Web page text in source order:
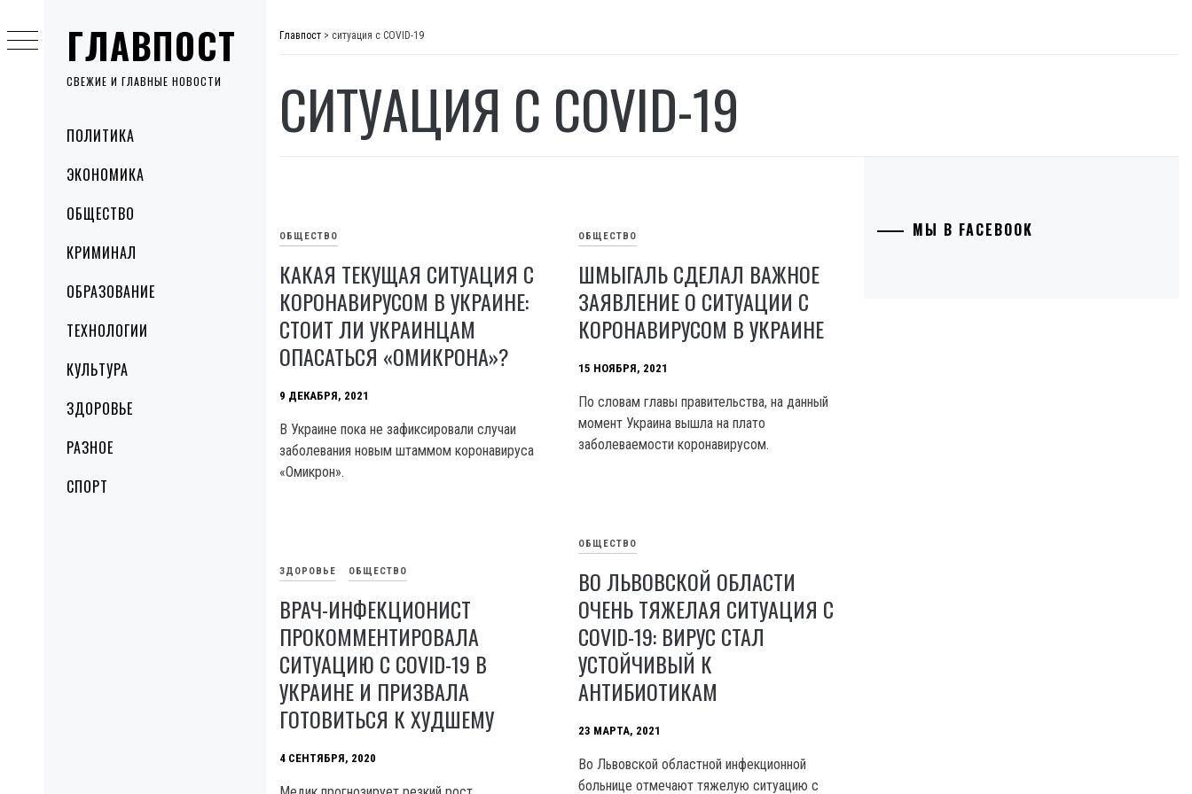
ГЛАВПОСТ
СВЕЖИЕ И ГЛАВНЫЕ НОВОСТИ
MenuПОЛИТИКА
ЭКОНОМИКА
ОБЩЕСТВО
КРИМИНАЛ
ОБРАЗОВАНИЕ
ТЕХНОЛОГИИ
КУЛЬТУРА
ЗДОРОВЬЕ
РАЗНОЕ
СПОРТ
to
content
Главпост > ситуация с COVID-19
СИТУАЦИЯ С COVID-19
ОБЩЕСТВО
КАКАЯ ТЕКУЩАЯ СИТУАЦИЯ С
КОРОНАВИРУСОМ В УКРАИНЕ:
СТОИТ ЛИ УКРАИНЦАМ
ОПАСАТЬСЯ «ОМИКРОНА»?
9 ДЕКАБРЯ, 2021
В Украине пока не зафиксировали случаи
заболевания новым штаммом коронавируса
«Омикрон».
ОБЩЕСТВО
ШМЫГАЛЬ СДЕЛАЛ ВАЖНОЕ
ЗАЯВЛЕНИЕ О СИТУАЦИИ С
КОРОНАВИРУСОМ В УКРАИНЕ
15 НОЯБРЯ, 2021
По словам главы правительства, на данный
момент Украина вышла на плато
заболеваемости коронавирусом.
ОБЩЕСТВО
ВО ЛЬВОВСКОЙ ОБЛАСТИ
ОЧЕНЬ ТЯЖЕЛАЯ СИТУАЦИЯ С
COVID-19: ВИРУС СТАЛ
УСТОЙЧИВЫЙ К
АНТИБИОТИКАМ
23 МАРТА, 2021
Во Львовской областной инфекционной
больнице отмечают тяжелую ситуацию с
ЗДОРОВЬЕ ОБЩЕСТВО
ВРАЧ-ИНФЕКЦИОНИСТ
ПРОКОММЕНТИРОВАЛА
СИТУАЦИЮ С COVID-19 В
УКРАИНЕ И ПРИЗВАЛА
ГОТОВИТЬСЯ К ХУДШЕМУ
4 СЕНТЯБРЯ, 2020
МЫ В FACEBOOK